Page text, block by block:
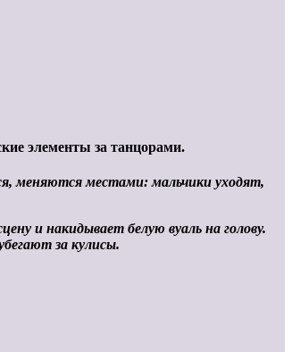
элементы за танцорами.
меняются местами: мальчики уходят,
и накидывает белую вуаль на голову.
за кулисы.